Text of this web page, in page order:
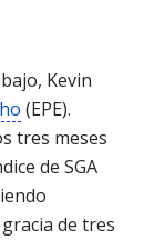
Kevin
(EPE).
tres meses
de SGA
de tres